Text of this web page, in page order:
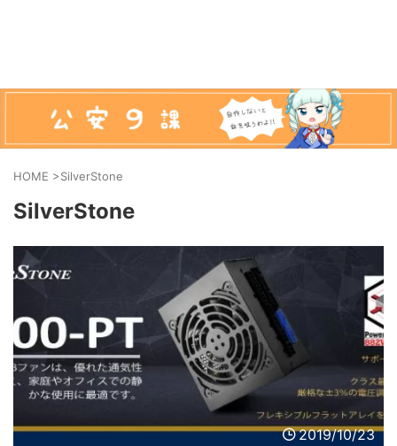
HOME >SilverStone
SilverStone
2019/10/23